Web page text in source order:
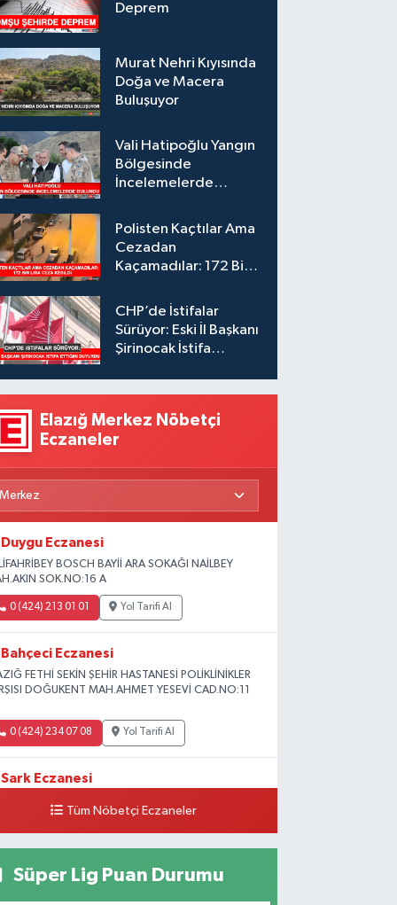
Deprem
Murat Nehri Kıyısında
Doğa ve Macera
Buluşuyor
Vali Hatipoğlu Yangın
Bölgesinde
İncelemelerde
Polisten Kaçtılar Ama
Cezadan
Kaçamadılar: 172 Bin
CHP’de İstifalar
Sürüyor: Eski İl Başkanı
Şirinocak İstifa
Elazığ Merkez Nöbetçi
Eczaneler
Duygu Eczanesi
BOSCH BAYİİ ARA SOKAĞI NAİLBEY
SOK.NO:16 A
0 (424) 213 01 01 Yol Tarifi Al
Bahçeci Eczanesi
FETHİ SEKİN ŞEHİR HASTANESİ POLİKLİNİKLER
DOĞUKENT MAH.AHMET YESEVİ CAD.NO:11
0 (424) 234 07 08 Yol Tarifi Al
Sark Eczanesi
Irmak Eczanesi
Tüm Nöbetçi Eczaneler
Süper Lig Puan Durumu